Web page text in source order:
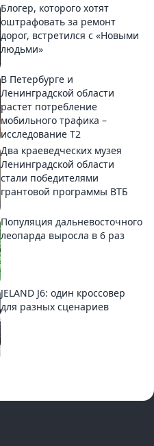
Блогер, которого хотят
оштрафовать за ремонт
дорог, встретился с «Новыми
людьми»
В Петербурге и
Ленинградской области
растет потребление
мобильного трафика –
исследование T2
Два краеведческих музея
Ленинградской области
стали победителями
грантовой программы ВТБ
Популяция дальневосточного
леопарда выросла в 6 раз
JELAND J6: один кроссовер
для разных сценариев